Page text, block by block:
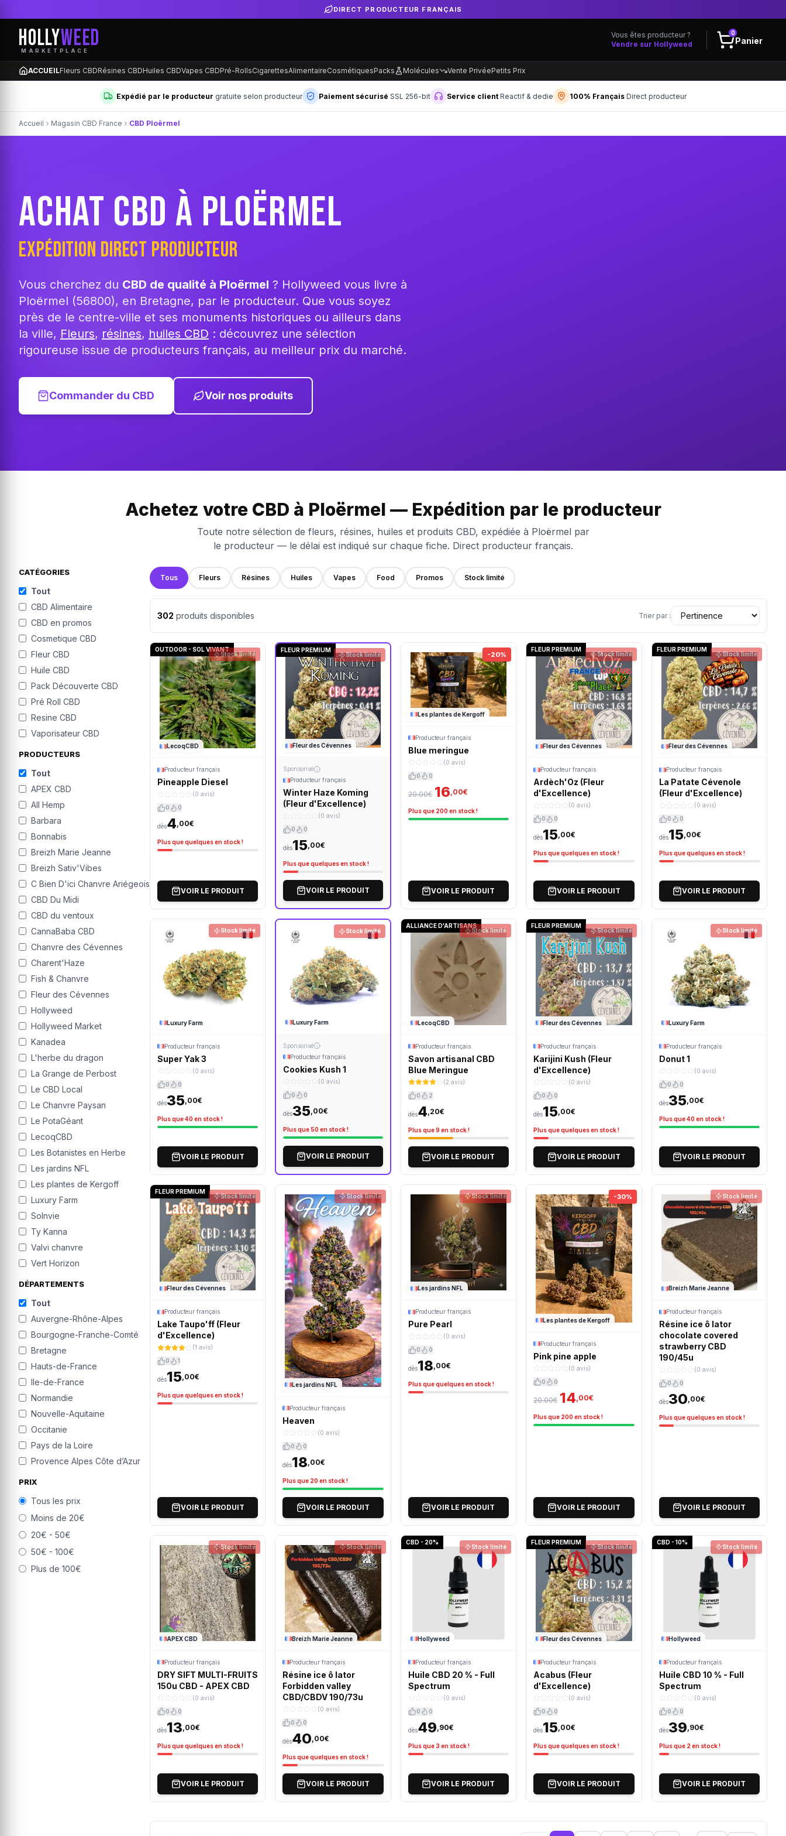
LIVRAISON GRATUITE SELON PRODUCTEUR
HOLLYWEED
MARKETPLACE
Vous êtes producteur ?
Vendre sur Hollyweed
0
Panier
ACCUEILFleurs CBDRésines CBDHuiles CBDVapes CBDPré-RollsCigarettesAlimentaireCosmétiquesPacks Molécules Vente PrivéePetits Prix
Expédié par le producteur gratuite selon producteur Paiement sécurisé SSL 256-bit Service client Reactif & dedie 100% Français Direct producteur
Accueil Magasin CBD France CBD Ploërmel
ACHAT CBD À PLOËRMEL
EXPÉDITION DIRECT PRODUCTEUR
Vous cherchez du CBD de qualité à Ploërmel ? Hollyweed vous livre à
Ploërmel (56800), en Bretagne, par le producteur. Que vous soyez
près de le centre-ville et ses monuments historiques ou ailleurs dans
la ville, Fleurs, résines, huiles CBD : découvrez une sélection
rigoureuse issue de producteurs français, au meilleur prix du marché.
Commander du CBD Voir nos produits
Achetez votre CBD à Ploërmel — Expédition par le producteur
Toute notre sélection de fleurs, résines, huiles et produits CBD, expédiée à Ploërmel par
le producteur — le délai est indiqué sur chaque fiche. Direct producteur français.
CATÉGORIES
Tout
CBD Alimentaire
CBD en promos
Cosmetique CBD
Fleur CBD
Huile CBD
Pack Découverte CBD
Pré Roll CBD
Resine CBD
Vaporisateur CBD
PRODUCTEURS
Tout
APEX CBD
All Hemp
Barbara
Bonnabis
Breizh Marie Jeanne
Breizh Sativ'Vibes
C Bien D'ici Chanvre Ariégeois
CBD Du Midi
CBD du ventoux
CannaBaba CBD
Chanvre des Cévennes
Charent'Haze
Fish & Chanvre
Fleur des Cévennes
Hollyweed
Hollyweed Market
Kanadea
L'herbe du dragon
La Grange de Perbost
Le CBD Local
Le Chanvre Paysan
Le PotaGéant
LecoqCBD
Les Botanistes en Herbe
Les jardins NFL
Les plantes de Kergoff
Luxury Farm
Solnvie
Ty Kanna
Valvi chanvre
Vert Horizon
DÉPARTEMENTS
Tout
Auvergne-Rhône-Alpes
Bourgogne-Franche-Comté
Bretagne
Hauts-de-France
Ile-de-France
Normandie
Nouvelle-Aquitaine
Occitanie
Pays de la Loire
Provence Alpes Côte d’Azur
PRIX
Tous les prix
Moins de 20€
20€ - 50€
50€ - 100€
Plus de 100€
Tous Fleurs Résines Huiles Vapes Food Promos Stock limité
302 produits disponibles Trier par :
Stock limité
OUTDOOR - SOL VIVANT
LecoqCBD
Producteur français
Pineapple Diesel
(0 avis)
0
0
dès4,00€
Plus que quelques en stock !
VOIR LE PRODUIT
Stock limité
FLEUR PREMIUM
Fleur des Cévennes
Sponsorisé
Producteur français
Winter Haze Koming
(Fleur d'Excellence)
(0 avis)
0
0
dès15,00€
Plus que quelques en stock !
VOIR LE PRODUIT
-20%
Les plantes de Kergoff
Producteur français
Blue meringue
(0 avis)
0
0
20.00€ 16 ,00€
Plus que 200 en stock !
VOIR LE PRODUIT
Stock limité
FLEUR PREMIUM
Fleur des Cévennes
Producteur français
Ardèch'Oz (Fleur
d'Excellence)
(0 avis)
0
0
dès15,00€
Plus que quelques en stock !
VOIR LE PRODUIT
Stock limité
FLEUR PREMIUM
Fleur des Cévennes
Producteur français
La Patate Cévenole
(Fleur d'Excellence)
(0 avis)
0
0
dès15,00€
Plus que quelques en stock !
VOIR LE PRODUIT
Stock limité
Luxury Farm
Producteur français
Super Yak 3
(0 avis)
0
0
dès35 ,00€
Plus que 40 en stock !
VOIR LE PRODUIT
Stock limité
Luxury Farm
Sponsorisé
Producteur français
Cookies Kush 1
(0 avis)
0
0
dès35 ,00€
Plus que 50 en stock !
VOIR LE PRODUIT
Stock limité
ALLIANCE D'ARTISANS
LecoqCBD
Producteur français
Savon artisanal CBD
Blue Meringue
(2 avis)
0
2
dès4 ,20€
Plus que 9 en stock !
VOIR LE PRODUIT
Stock limité
FLEUR PREMIUM
Fleur des Cévennes
Producteur français
Karijini Kush (Fleur
d'Excellence)
(0 avis)
0
0
dès15 ,00€
Plus que quelques en stock !
VOIR LE PRODUIT
Stock limité
Luxury Farm
Producteur français
Donut 1
(0 avis)
0
0
dès35,00€
Plus que 40 en stock !
VOIR LE PRODUIT
Stock limité
FLEUR PREMIUM
Fleur des Cévennes
Producteur français
Lake Taupo'ff (Fleur
d'Excellence)
(1 avis)
0
1
dès15,00€
Plus que quelques en stock !
VOIR LE PRODUIT
Stock limité
Les jardins NFL
Producteur français
Heaven
(0 avis)
0
0
dès18 ,00€
Plus que 20 en stock !
VOIR LE PRODUIT
Stock limité
Les jardins NFL
Producteur français
Pure Pearl
(0 avis)
0
0
dès18,00€
Plus que quelques en stock !
VOIR LE PRODUIT
-30%
Les plantes de Kergoff
Producteur français
Pink pine apple
(0 avis)
0
0
20.00€ 14 ,00€
Plus que 200 en stock !
VOIR LE PRODUIT
Stock limité
Breizh Marie Jeanne
Producteur français
Résine ice ô lator
chocolate covered
strawberry CBD
190/45u
(0 avis)
0
0
dès30,00€
Plus que quelques en stock !
VOIR LE PRODUIT
Stock limité
APEX CBD
Producteur français
DRY SIFT MULTI-FRUITS
150u CBD - APEX CBD
(0 avis)
0
0
dès13 ,00€
Plus que quelques en stock !
VOIR LE PRODUIT
Stock limité
Breizh Marie Jeanne
Producteur français
Résine ice ô lator
Forbidden valley
CBD/CBDV 190/73u
(0 avis)
0
0
dès40 ,00€
Plus que quelques en stock !
VOIR LE PRODUIT
Stock limité
CBD - 20%
Hollyweed
Producteur français
Huile CBD 20 % - Full
Spectrum
(0 avis)
0
0
dès49 ,90€
Plus que 3 en stock !
VOIR LE PRODUIT
Stock limité
FLEUR PREMIUM
Fleur des Cévennes
Producteur français
Acabus (Fleur
d'Excellence)
(0 avis)
0
0
dès15 ,00€
Plus que quelques en stock !
VOIR LE PRODUIT
Stock limité
CBD - 10%
Hollyweed
Producteur français
Huile CBD 10 % - Full
Spectrum
(0 avis)
0
0
dès39 ,90€
Plus que 2 en stock !
VOIR LE PRODUIT